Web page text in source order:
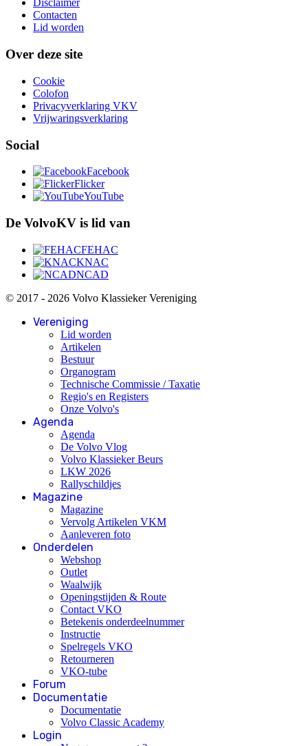
Disclaimer
Contacten
Lid worden
Over deze site
Cookie
Colofon
Privacyverklaring VKV
Vrijwaringsverklaring
Social
Facebook
Flicker
YouTube
De VolvoKV is lid van
FEHAC
KNAC
NCAD
© 2017 - 2026 Volvo Klassieker Vereniging
Vereniging
Lid worden
Artikelen
Bestuur
Organogram
Technische Commissie / Taxatie
Regio's en Registers
Onze Volvo's
Agenda
Agenda
De Volvo Vlog
Volvo Klassieker Beurs
LKW 2026
Rallyschildjes
Magazine
Magazine
Vervolg Artikelen VKM
Aanleveren foto
Onderdelen
Webshop
Outlet
Waalwijk
Openingstijden & Route
Contact VKO
Betekenis onderdeelnummer
Instructie
Spelregels VKO
Retourneren
VKO-tube
Forum
Documentatie
Documentatie
Volvo Classic Academy
Login